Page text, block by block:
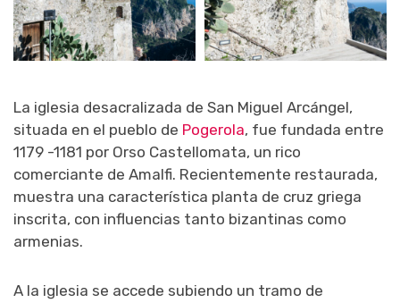
La iglesia desacralizada de San Miguel Arcángel,
situada en el pueblo de Pogerola, fue fundada entre
1179 -1181 por Orso Castellomata, un rico
comerciante de Amalfi. Recientemente restaurada,
muestra una característica planta de cruz griega
inscrita, con influencias tanto bizantinas como
armenias.
A la iglesia se accede subiendo un tramo de